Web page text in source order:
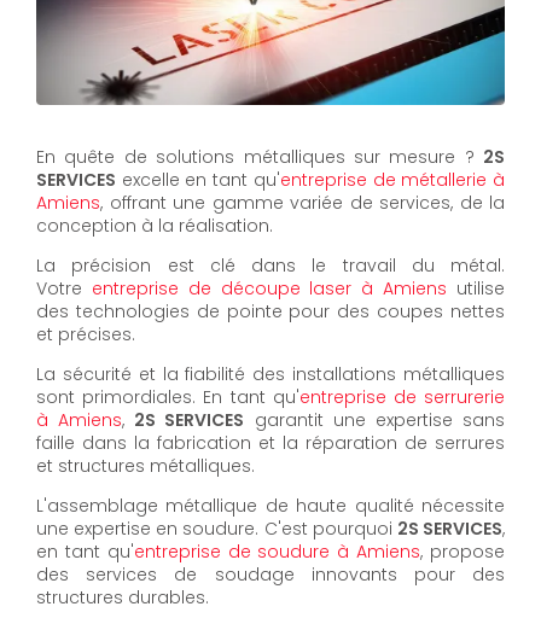
En quête de solutions métalliques sur mesure ? 2S
SERVICES excelle en tant qu'entreprise de métallerie à
Amiens, offrant une gamme variée de services, de la
conception à la réalisation.
La précision est clé dans le travail du métal.
Votre entreprise de découpe laser à Amiens utilise
des technologies de pointe pour des coupes nettes
et précises.
La sécurité et la fiabilité des installations métalliques
sont primordiales. En tant qu'entreprise de serrurerie
à Amiens, 2S SERVICES garantit une expertise sans
faille dans la fabrication et la réparation de serrures
et structures métalliques.
L'assemblage métallique de haute qualité nécessite
une expertise en soudure. C'est pourquoi 2S SERVICES,
en tant qu'entreprise de soudure à Amiens, propose
des services de soudage innovants pour des
structures durables.